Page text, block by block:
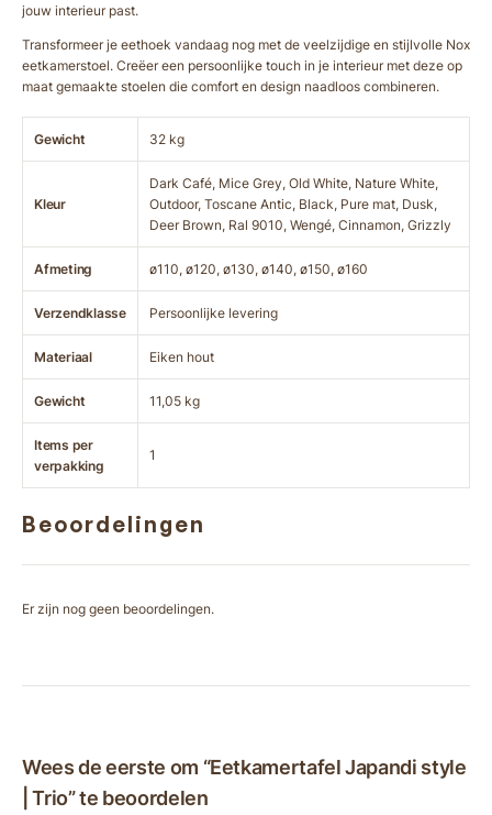
jouw interieur past.
Transformeer je eethoek vandaag nog met de veelzijdige en stijlvolle Nox
eetkamerstoel. Creëer een persoonlijke touch in je interieur met deze op
maat gemaakte stoelen die comfort en design naadloos combineren.
Gewicht 32 kg
Kleur
Dark Café, Mice Grey, Old White, Nature White,
Outdoor, Toscane Antic, Black, Pure mat, Dusk,
Deer Brown, Ral 9010, Wengé, Cinnamon, Grizzly
Afmeting ø110, ø120, ø130, ø140, ø150, ø160
Verzendklasse Persoonlijke levering
Materiaal Eiken hout
Gewicht 11,05 kg
Items per
verpakking
1
Beoordelingen
Er zijn nog geen beoordelingen.
Wees de eerste om “Eetkamertafel Japandi style
| Trio” te beoordelen